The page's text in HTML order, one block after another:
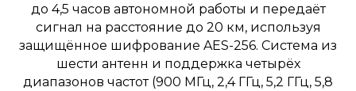
до 4,5 часов автономной работы и передаёт
сигнал на расстояние до 20 км, используя
защищённое шифрование AES-256. Система из
шести антенн и поддержка четырёх
диапазонов частот (900 МГц, 2,4 ГГц, 5,2 ГГц, 5,8